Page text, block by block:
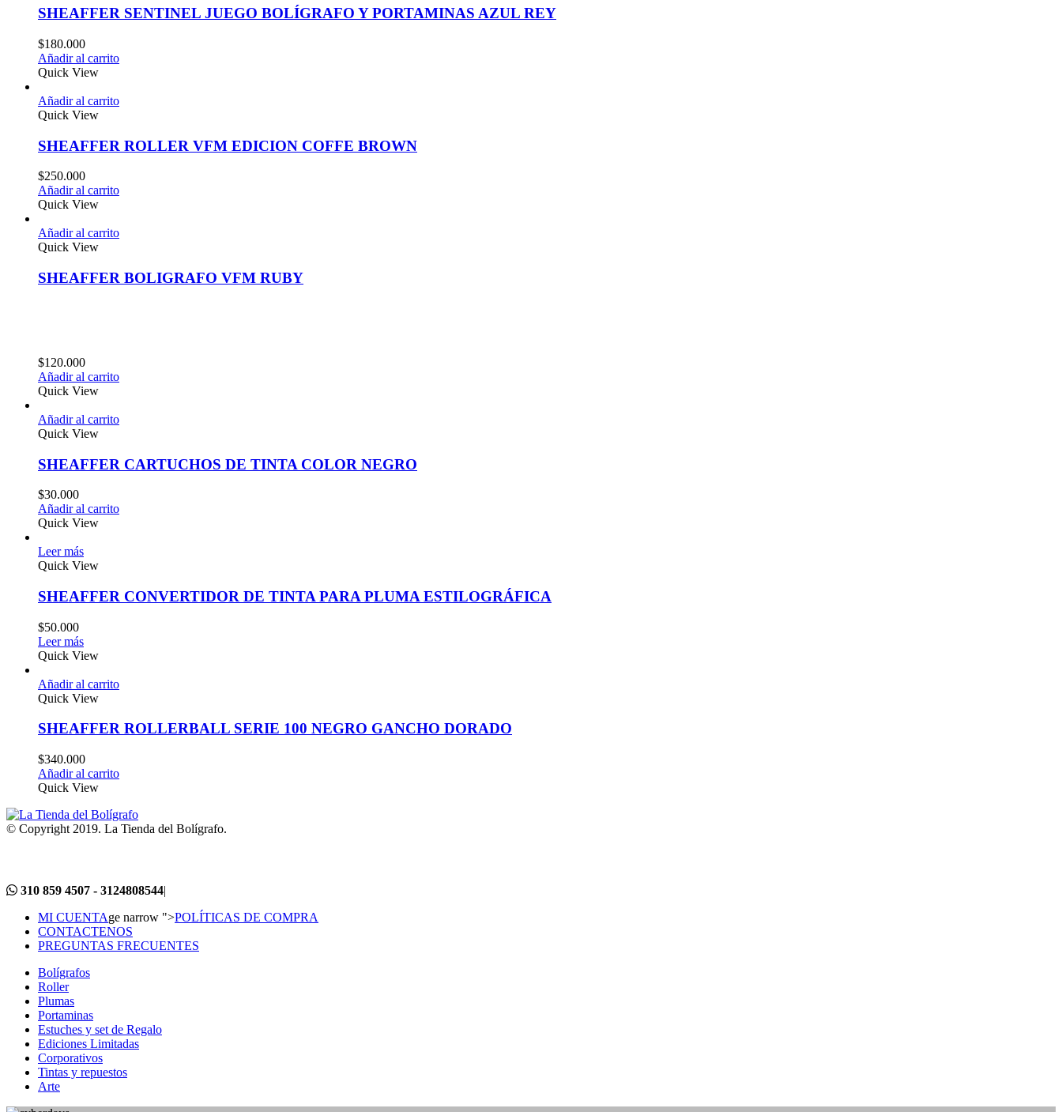
SHEAFFER SENTINEL JUEGO BOLÍGRAFO Y PORTAMINAS AZUL REY
$180.000
Añadir al carrito
Quick View
Añadir al carrito
Quick View
SHEAFFER ROLLER VFM EDICION COFFE BROWN
$250.000
Añadir al carrito
Quick View
Añadir al carrito
Quick View
SHEAFFER BOLIGRAFO VFM RUBY
$120.000
Añadir al carrito
Quick View
Añadir al carrito
Quick View
SHEAFFER CARTUCHOS DE TINTA COLOR NEGRO
$30.000
Añadir al carrito
Quick View
Leer más
Quick View
SHEAFFER CONVERTIDOR DE TINTA PARA PLUMA ESTILOGRÁFICA
$50.000
Leer más
Quick View
Añadir al carrito
Quick View
SHEAFFER ROLLERBALL SERIE 100 NEGRO GANCHO DORADO
$340.000
Añadir al carrito
Quick View
© Copyright 2019. La Tienda del Bolígrafo.
310 859 4507 - 3124808544|
MI CUENTAge narrow ">POLÍTICAS DE COMPRA
CONTACTENOS
PREGUNTAS FRECUENTES
Bolígrafos
Roller
Plumas
Portaminas
Estuches y set de Regalo
Ediciones Limitadas
Corporativos
Tintas y repuestos
Arte